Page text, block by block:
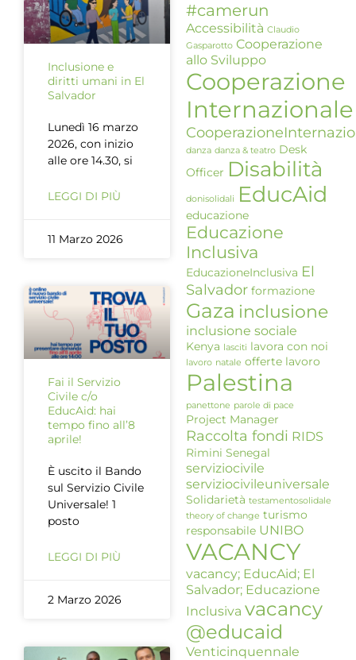
Inclusione e
diritti umani in El
Salvador
Lunedì 16 marzo
2026, con inizio
alle ore 14.30, si
LEGGI DI PIÙ
11 Marzo 2026
Fai il Servizio
Civile c/o
EducAid: hai
tempo fino all’8
aprile!
È uscito il Bando
sul Servizio Civile
Universale! 1
posto
LEGGI DI PIÙ
2 Marzo 2026
#camerun
Accessibilità Claudio
Gasparotto Cooperazione
allo Sviluppo
Cooperazione
Internazionale
danza danza & teatro Desk
Officer Disabilità
donisolidali EducAid
educazione
Educazione
Inclusiva
EducazioneInclusiva El
Salvador formazione
Gaza inclusione
inclusione sociale
Kenya lasciti lavora con noi
lavoro natale offerte lavoro
Palestina
panettone parole di pace
Project Manager
Raccolta fondi RIDS
Rimini Senegal
serviziocivile
serviziocivileuniversale
Solidarietà testamentosolidale
theory of change turismo
responsabile UNIBO
VACANCY
vacancy; EducAid; El
Salvador; Educazione
Inclusiva vacancy
@educaid
Venticinquennale